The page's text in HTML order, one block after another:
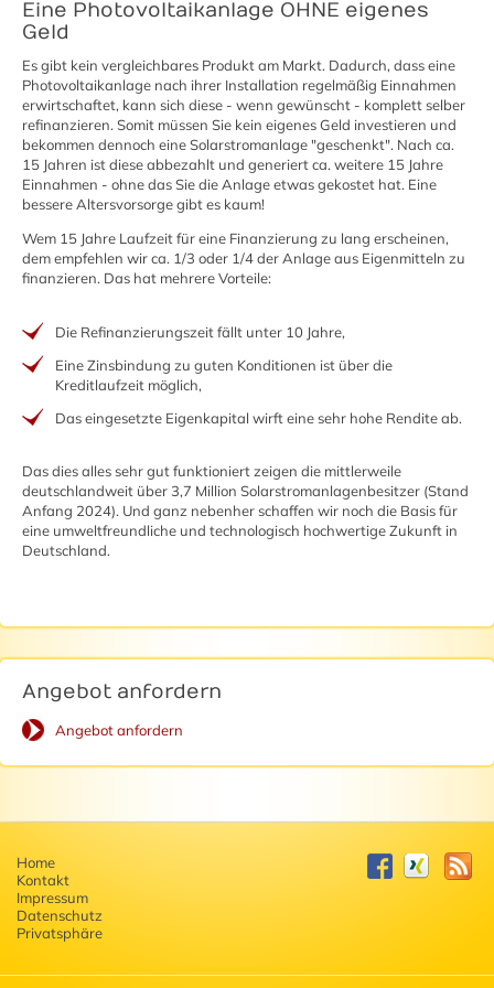
Eine Photovoltaikanlage OHNE eigenes
Geld
Es gibt kein vergleichbares Produkt am Markt. Dadurch, dass eine
Photovoltaikanlage nach ihrer Installation regelmäßig Einnahmen
erwirtschaftet, kann sich diese - wenn gewünscht - komplett selber
refinanzieren. Somit müssen Sie kein eigenes Geld investieren und
bekommen dennoch eine Solarstromanlage "geschenkt". Nach ca.
15 Jahren ist diese abbezahlt und generiert ca. weitere 15 Jahre
Einnahmen - ohne das Sie die Anlage etwas gekostet hat. Eine
bessere Altersvorsorge gibt es kaum!
Wem 15 Jahre Laufzeit für eine Finanzierung zu lang erscheinen,
dem empfehlen wir ca. 1/3 oder 1/4 der Anlage aus Eigenmitteln zu
finanzieren. Das hat mehrere Vorteile:
Die Refinanzierungszeit fällt unter 10 Jahre,
Eine Zinsbindung zu guten Konditionen ist über die
Kreditlaufzeit möglich,
Das eingesetzte Eigenkapital wirft eine sehr hohe Rendite ab.
Das dies alles sehr gut funktioniert zeigen die mittlerweile
deutschlandweit über 3,7 Million Solarstromanlagenbesitzer (Stand
Anfang 2024). Und ganz nebenher schaffen wir noch die Basis für
eine umweltfreundliche und technologisch hochwertige Zukunft in
Deutschland.
Angebot anfordern
Angebot anfordern
Home
Kontakt
Impressum
Datenschutz
Privatsphäre